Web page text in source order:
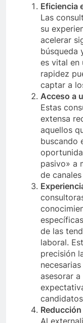
Eficiencia
Las
su
acelerar
búsqueda
es vital en
rapidez
captar a
Acceso a
Estas
extensa
aquellos
buscando
pasivo» a
de
de las
laboral.
precisión
asesorar
Al